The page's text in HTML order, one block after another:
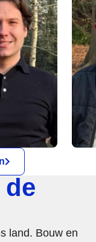
de
land. Bouw en